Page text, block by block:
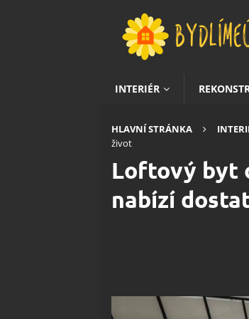
INTERIÉR
HLAVNÍ STRÁNKA
život
Loftový byt
nabízí